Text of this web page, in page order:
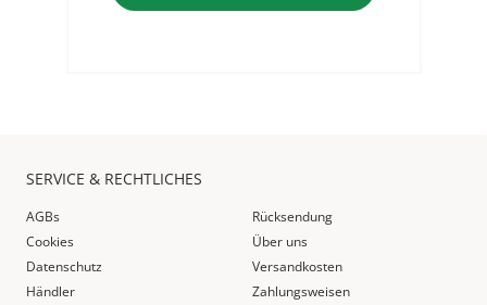
SERVICE & RECHTLICHES
AGBs
Cookies
Datenschutz
Händler
Rücksendung
Über uns
Versandkosten
Zahlungsweisen